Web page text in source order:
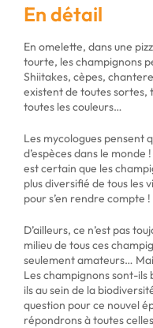
En détail
En omelette, dans une
tourte, les champignons
Shiitakes, cèpes,
existent de toutes sortes,
toutes les couleurs…
Les mycologues pensent
d’espèces dans le
est certain que les
plus diversifié de tous les
pour s’en rendre compte !
D’ailleurs, ce n’est pas
milieu de tous ces
seulement amateurs…
Les champignons sont-ils
ils au sein de la
question pour ce nouvel
répondrons à toutes